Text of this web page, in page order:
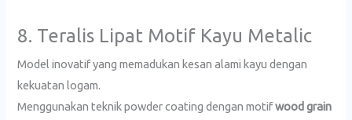
8. Teralis Lipat Motif Kayu Metalic
Model inovatif yang memadukan kesan alami kayu dengan
kekuatan logam.
Menggunakan teknik powder coating dengan motifwood grain